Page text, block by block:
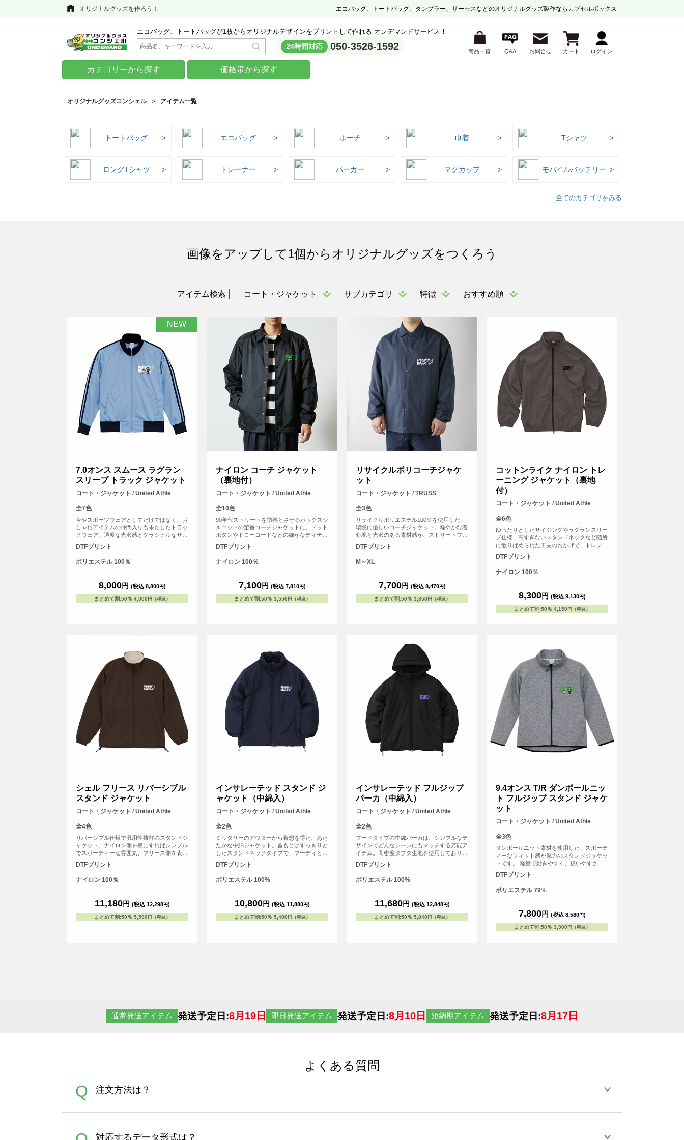
オリジナルグッズを作ろう！ エコバッグ、トートバッグ、タンブラー、サーモスなどのオリジナルグッズ製作ならカプセルボックス
エコバッグ、トートバッグが1枚からオリジナルデザインをプリントして作れる オンデマンドサービス！
24時間対応 050-3526-1592 商品一覧 Q&A お問合せ カート ログイン
カテゴリーから探す 価格帯から探す
オリジナルグッズコンシェル アイテム一覧
トートバッグ エコバッグ ポーチ 巾着 Tシャツ
ロングTシャツ トレーナー パーカー マグカップ モバイルバッテリー
全てのカテゴリをみる
画像をアップして1個からオリジナルグッズをつくろう
アイテム検索 コート・ジャケット サブカテゴリ 特徴 おすすめ順
NEW
7.0オンス スムース ラグラン
スリーブ トラック ジャケット
コート・ジャケット / United Athle
全7色
今やスポーツウェアとしてだけではなく、お
しゃれアイテムの仲間入りも果たしたトラッ
クウェア。適度な光沢感とクラシカルなサイ
ドライン、スポーティーなダブルスライダー
など、随所にこだわりを散りばめています。
DTFプリント
ポリエステル 100％
8,000円 (税込 8,800円)
まとめて割:50％ 4,000 円（税込）
ナイロン コーチ ジャケット
（裏地付）
コート・ジャケット / United Athle
全10色
90年代ストリートを彷彿とさせるボックスシ
ルエットの定番コーチジャケットに、ドット
ボタンやドローコードなどの細かなディテー
ルを加えた一着。 ユニセックス仕様で普段
使いはもちろん、チームウェアやユニフォー
ム用途にも人気のアイテムです。 表地は撥
水性のあるナイロン100％タフタ生地を使用
プルで普遍的なシルエットのため、普段使い
からアクティブなシーンまで幅広く活躍しま
す。 <br> ※お客様の閲覧環境により、商品
DTFプリント
ナイロン 100％
7,100円 (税込 7,810円)
まとめて割:50％ 3,550 円（税込）
リサイクルポリコーチジャケ
ット
コート・ジャケット / TRUSS
全3色
リサイクルポリエステル100％を使用した、
環境に優しいコーチジャケット。軽やかな着
心地と光沢のある素材感が、ストリートファ
ッションにマッチします。胸元や背面へのオ
リジナルプリントで、自分だけのスタイルを
ルアウターは、ブランドアイテムやアーティ
DTFプリント
M～XL
7,700円 (税込 8,470円)
まとめて割:50％ 3,850 円（税込）
コットンライク ナイロン トレ
ーニング ジャケット（裏地
付）
コート・ジャケット / United Athle
全6色
ゆったりとしたサイジングやラグランスリー
ブ仕様、高すぎないスタンドネックなど随所
に散りばめられた工夫のおかげで、トレンド
シルエットと動きやすさを兼備。袖口、裾口
ともにシャーリングゴムが施されているた
め、動き回ってもゆったりとしたシルエット
が崩れないのも魅力
DTFプリント
ナイロン 100％
8,300円 (税込 9,130円)
まとめて割:50％ 4,150 円（税込）
シェル フリース リバーシブル
スタンド ジャケット
コート・ジャケット / United Athle
全4色
リバーシブル仕様で汎用性抜群のスタンドジ
ャケット。ナイロン側を表にすればシンプル
でスポーティーな雰囲気、フリース側を表に
すれば、ゴープコアな雰囲気が楽しめる優れ
もの。どちらの面もゆったりとしたサイジン
グで着用できるラグラン仕様。<br> ※ナイ
ロン面のみプリント対応となっております。
DTFプリント
ナイロン 100％
11,180円 (税込 12,298円)
まとめて割:50％ 5,590 円（税込）
インサレーテッド スタンド ジ
ャケット（中綿入）
コート・ジャケット / United Athle
全2色
ミリタリーのアウターから着想を得た、あた
たかな中綿ジャケット。首もとはすっきりと
したスタンドネックタイプで、フーディと重
ねるなど、レイヤードもしやすいのが魅力。
裏地は中綿が片寄りにくいキルティング仕様
でありながら、外側はシームレスなデザイン
でどんなスタイルにもフィットします。極細
ケットです。
DTFプリント
ポリエステル 100%
10,800円 (税込 11,880円)
まとめて割:50％ 5,400 円（税込）
インサレーテッド フルジップ
パーカ（中綿入）
コート・ジャケット / United Athle
全2色
フードタイプの中綿パーカは、シンプルなデ
ザインでどんなシーンにもマッチする万能ア
イテム。高密度タフタ生地を使用しており、
軽量さと上品な光沢感が魅力。袖口と裾口を
絞ることができるため、丸みのあるシルエッ
トに調節できるほか、秋冬の冷たい風の侵入
を軽減してくれます。
DTFプリント
ポリエステル 100%
11,680円 (税込 12,848円)
まとめて割:50％ 5,840 円（税込）
9.4オンス T/R ダンボールニッ
ト フルジップ スタンド ジャケ
ット
コート・ジャケット / United Athle
全3色
ダンボールニット素材を使用した、スポーテ
ィーなフィット感が魅力のスタンドジャケッ
トです。 軽量で動きやすく、扱いやすさに
も優れており、やわらかな肌ざわりで快適な
着心地を実現。 多重構造の生地とハイネッ
ク仕様により、空気層を確保して保温性を高
め、スポーツやアウトドアなどアクティブな
のアイテムです。 ※お客様の閲覧環境によ
り、商品の色が実際と異なって見える場合が
ございます。
DTFプリント
ポリエステル 79%
7,800円 (税込 8,580円)
まとめて割:50％ 3,900 円（税込）
通常発送アイテム 発送予定日:8月19日 即日発送アイテム 発送予定日:8月10日 短納期アイテム 発送予定日:8月17日
よくある質問
Q 注文方法は？
対応するデータ形式は？